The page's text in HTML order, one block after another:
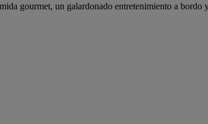
gourmet, un galardonado entretenimiento a